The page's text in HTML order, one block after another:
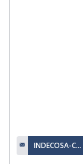
INDECOSA-CGT40-TYROSSE@LAPOSTE.NET